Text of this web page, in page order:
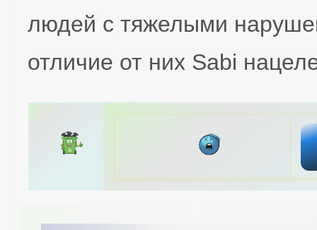
людей с тяжелыми
отличие от них Sabi